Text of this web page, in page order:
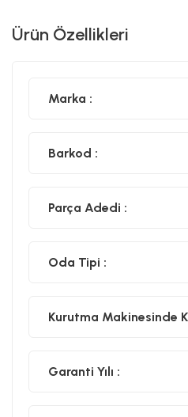
Ürün Özellikleri
Marka :
Barkod :
Parça Adedi :
Oda Tipi :
Kurutma Makinesinde
Garanti Yılı :